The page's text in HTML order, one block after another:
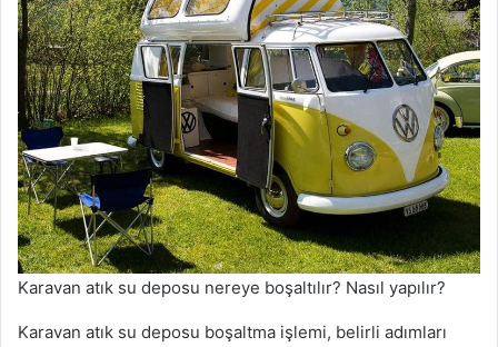
Karavan atık su deposu nereye boşaltılır? Nasıl yapılır?
Karavan atık su deposu boşaltma işlemi, belirli adımları